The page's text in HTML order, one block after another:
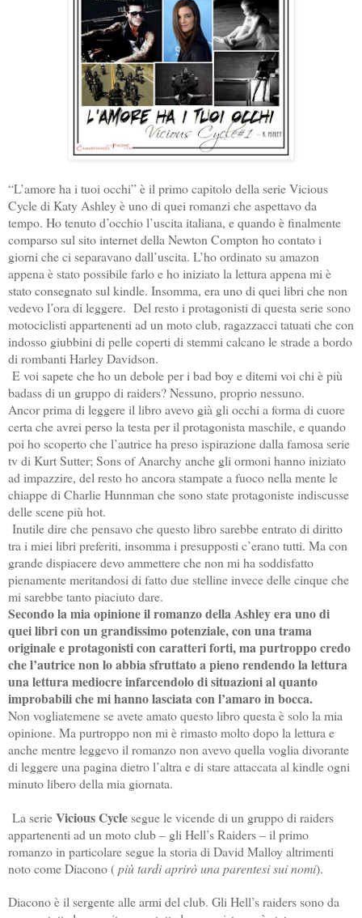
“L’amore ha i tuoi occhi” è il primo capitolo della serie Vicious
Cycle di Katy Ashley è uno di quei romanzi che aspettavo da
tempo. Ho tenuto d’occhio l’uscita italiana, e quando è finalmente
comparso sul sito internet della Newton Compton ho contato i
giorni che ci separavano dall’uscita. L’ho ordinato su amazon
appena è stato possibile farlo e ho iniziato la lettura appena mi è
stato consegnato sul kindle. Insomma, era uno di quei libri che non
vedevo l’ora di leggere. Del resto i protagonisti di questa serie sono
motociclisti appartenenti ad un moto club, ragazzacci tatuati che con
indosso giubbini di pelle coperti di stemmi calcano le strade a bordo
di rombanti Harley Davidson.
E voi sapete che ho un debole per i bad boy e ditemi voi chi è più
badass di un gruppo di raiders? Nessuno, proprio nessuno.
Ancor prima di leggere il libro avevo già gli occhi a forma di cuore
certa che avrei perso la testa per il protagonista maschile, e quando
poi ho scoperto che l’autrice ha preso ispirazione dalla famosa serie
tv di Kurt Sutter; Sons of Anarchy anche gli ormoni hanno iniziato
ad impazzire, del resto ho ancora stampate a fuoco nella mente le
chiappe di Charlie Hunnman che sono state protagoniste indiscusse
delle scene più hot.
Inutile dire che pensavo che questo libro sarebbe entrato di diritto
tra i miei libri preferiti, insomma i presupposti c’erano tutti. Ma con
grande dispiacere devo ammettere che non mi ha soddisfatto
pienamente meritandosi di fatto due stelline invece delle cinque che
mi sarebbe tanto piaciuto dare.
Secondo la mia opinione il romanzo della Ashley era uno di
quei libri con un grandissimo potenziale, con una trama
originale e protagonisti con caratteri forti, ma purtroppo credo
che l’autrice non lo abbia sfruttato a pieno rendendo la lettura
una lettura mediocre infarcendolo di situazioni al quanto
improbabili che mi hanno lasciata con l’amaro in bocca.
Non vogliatemene se avete amato questo libro questa è solo la mia
opinione. Ma purtroppo non mi è rimasto molto dopo la lettura e
anche mentre leggevo il romanzo non avevo quella voglia divorante
di leggere una pagina dietro l’altra e di stare attaccata al kindle ogni
minuto libero della mia giornata.
La serieVicious Cyclesegue le vicende di un gruppo di raiders
appartenenti ad un moto club – gli Hell’s Raiders – il primo
romanzo in particolare segue la storia di David Malloy altrimenti
noto come Diacono (più tardi aprirò una parentesi sui nomi).
Diacono è il sergente alle armi del club. Gli Hell’s raiders sono da